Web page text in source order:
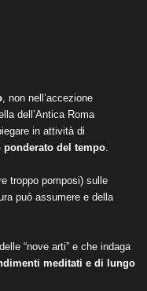
, non nell’accezione
dell’Antica Roma
in attività di
ponderato del tempo
troppo pomposi) sulle
può assumere e della
“nove arti” e che indaga
meditati e di lungo